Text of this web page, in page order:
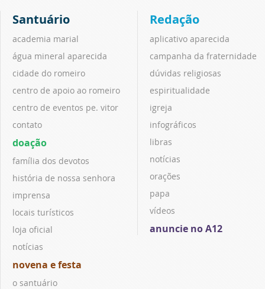
Santuário
academia marial
água mineral aparecida
cidade do romeiro
centro de apoio ao romeiro
centro de eventos pe. vitor
contato
doação
família dos devotos
história de nossa senhora
imprensa
locais turísticos
loja oficial
notícias
novena e festa
o santuário
Redação
aplicativo aparecida
campanha da fraternidade
dúvidas religiosas
espiritualidade
igreja
infográficos
libras
notícias
orações
papa
vídeos
anuncie no A12